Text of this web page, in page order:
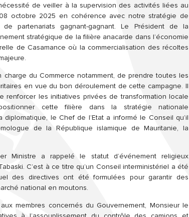
de veiller à la supervision des activités liées au
octobre 2025 en cohérence avec notre stratégie de
partenariats gagnant-gagnant. Le Président de la
stratégique de la filière anacarde dans l’économie
de Casamance où la commercialisation des récoltes
du Commerce notamment, de prendre toutes les
en vue du bon déroulement de cette campagne. Il
renforcer les initiatives privées de transformation locale
cette filière dans la stratégie nationale
diplomatique, le Chef de l’Etat a informé le Conseil qu’il
de la République islamique de Mauritanie, la
Ministre a rappelé le statut d’événement religieux
C’est à ce titre qu’un Conseil interministériel a été
des directives ont été formulées pour garantir des
national en moutons.
membres concernés du Gouvernement, Monsieur le